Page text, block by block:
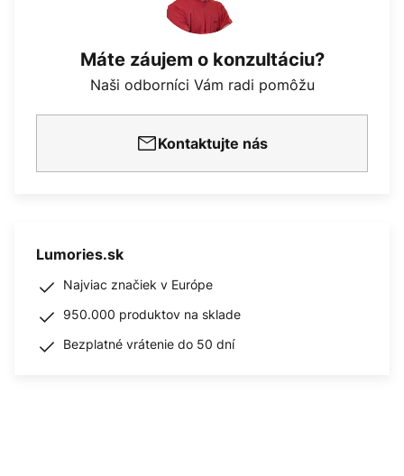
Máte záujem o konzultáciu?
Naši odborníci Vám radi pomôžu
Kontaktujte nás
Lumories.sk
Najviac značiek v Európe
950.000 produktov na sklade
Bezplatné vrátenie do 50 dní